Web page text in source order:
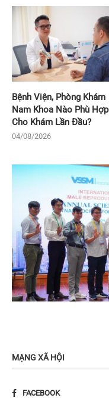
Bệnh Viện, Phòng Khám
Nam Khoa Nào Phù Hợp
Cho Khám Lần Đầu?
04/08/2026
MẠNG XÃ HỘI
FACEBOOK